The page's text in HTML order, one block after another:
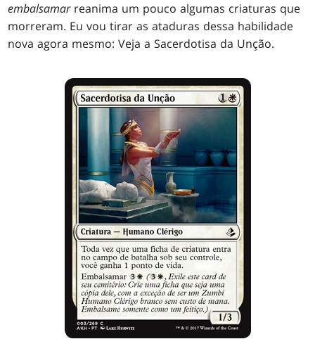
embalsamarreanima um pouco algumas criaturas que
morreram. Eu vou tirar as ataduras dessa habilidade
nova agora mesmo: Veja a Sacerdotisa da Unção.